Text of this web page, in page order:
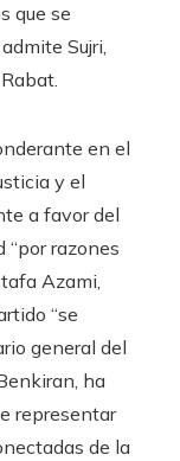
que se
Sujri,
en el
y el
a favor del
“por razones
Azami,
“se
general del
ha
representar
de la